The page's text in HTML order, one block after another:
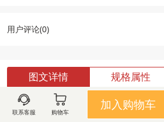
用户评论(0)
图文详情 规格属性
联系客服 购物车
加入购物车